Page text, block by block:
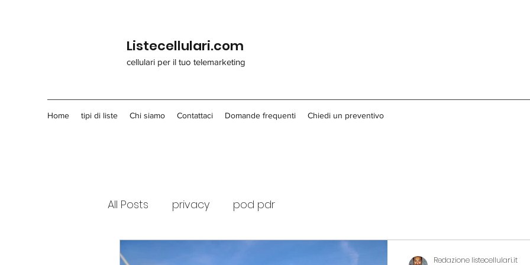
Listecellulari.com
cellulari per il tuo telemarketing
Home tipi di liste Chi siamo Contattaci Domande frequenti Chiedi un preventivo
All Posts privacy pod pdr
Redazione listecellulari.it